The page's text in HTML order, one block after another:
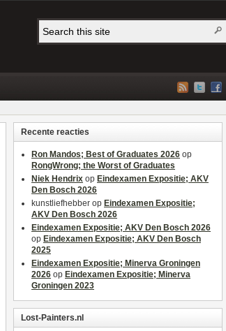
Recente reacties
Ron Mandos; Best of Graduates 2026 op
RongWrong; the Worst of Graduates
Niek Hendrix op Eindexamen Expositie; AKV
Den Bosch 2026
kunstliefhebber op Eindexamen Expositie;
AKV Den Bosch 2026
Eindexamen Expositie; AKV Den Bosch 2026
op Eindexamen Expositie; AKV Den Bosch
2025
Eindexamen Expositie; Minerva Groningen
2026 op Eindexamen Expositie; Minerva
Groningen 2023
Lost-Painters.nl